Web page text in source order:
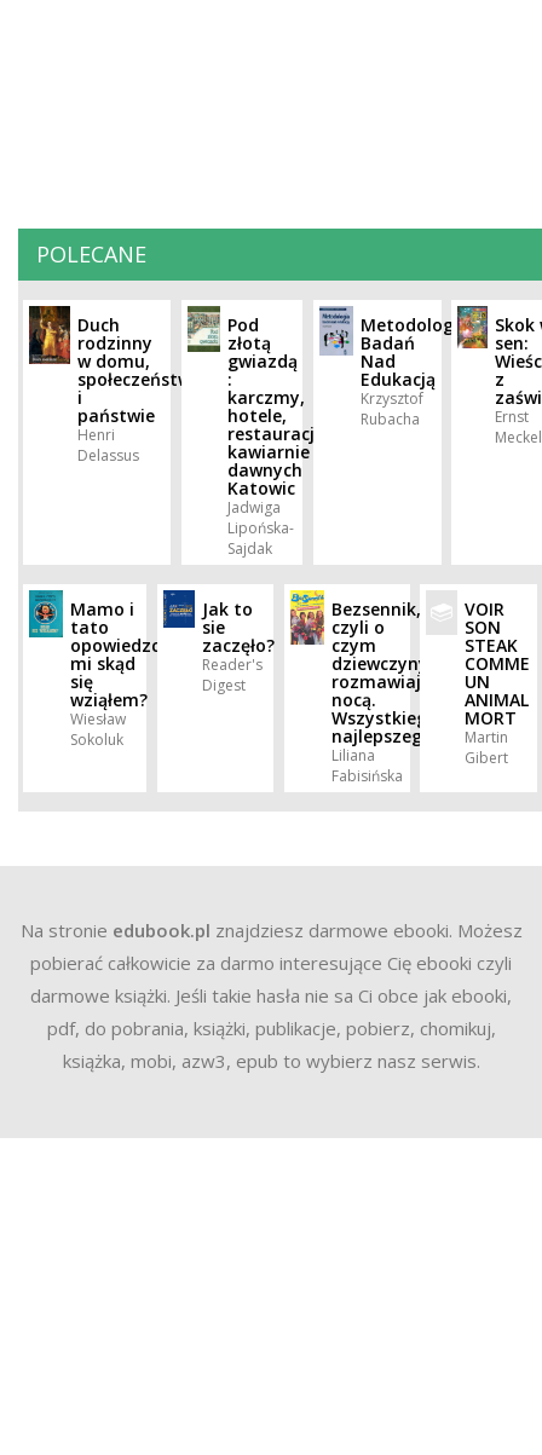
POLECANE
Duch
rodzinny
w domu,
społeczeństwie
i
państwie
Henri
Delassus
Pod
złotą
gwiazdą
:
karczmy,
hotele,
restauracje,
kawiarnie
dawnych
Katowic
Jadwiga
Lipońska-
Sajdak
Metodologia
Badań
Nad
Edukacją
Krzysztof
Rubacha
Skok
sen:
z
Ernst
Mamo i
tato
opowiedzcie
mi skąd
się
wziąłem?
Wiesław
Sokoluk
Jak to
sie
zaczęło?
Reader's
Digest
Bezsennik,
czyli o
czym
dziewczyny
rozmawiają
nocą.
Wszystkiego
najlepszego
Liliana
Fabisińska
VOIR
SON
STEAK
COMME
UN
ANIMAL
MORT
Martin
Gibert
Na stronie edubook.pl znajdziesz darmowe ebooki. Możesz
pobierać całkowicie za darmo interesujące Cię ebooki czyli
darmowe książki. Jeśli takie hasła nie sa Ci obce jak ebooki,
pdf, do pobrania, książki, publikacje, pobierz, chomikuj,
książka, mobi, azw3, epub to wybierz nasz serwis.